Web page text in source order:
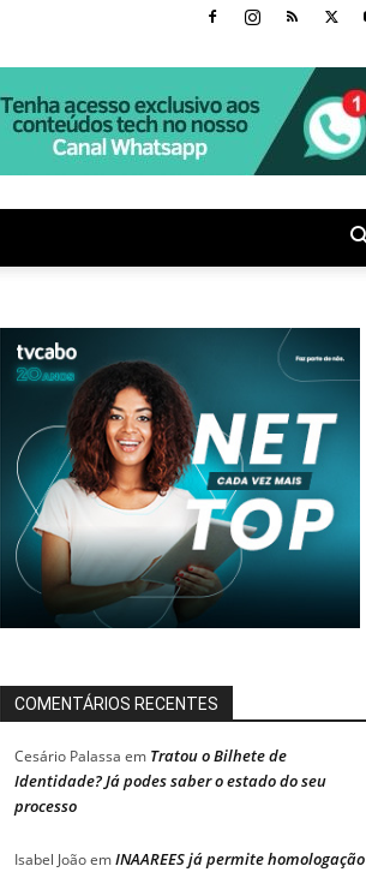
COMENTÁRIOS RECENTES
Cesário Palassa em Tratou o Bilhete de
Identidade? Já podes saber o estado do seu
processo
Isabel JoãoemINAAREES já permite homologação